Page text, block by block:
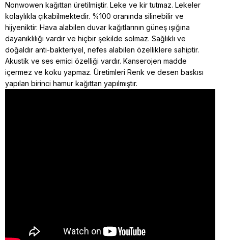
Nonwowen kağıttan üretilmiştir. Leke ve kir tutmaz. Lekeler
kolaylıkla çıkabilmektedir. %100 oranında silinebilir ve
hijyeniktir. Hava alabilen duvar kağıtlarının güneş ışığına
dayanıklılığı vardır ve hiçbir şekilde solmaz. Sağlıklı ve
doğaldır anti-bakteriyel, nefes alabilen özelliklere sahiptir.
Akustik ve ses emici özelliği vardır. Kanserojen madde
içermez ve koku yapmaz. Üretimleri Renk ve desen baskısı
yapılan birinci hamur kağıttan yapılmıştır.